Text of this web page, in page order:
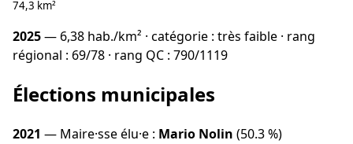
74,3 km²
2025— 6,38 hab./km² · catégorie : très faible · rang
régional : 69/78 · rang QC : 790/1119
Élections municipales
2021 — Maire·sse élu·e : Mario Nolin (50.3 %)